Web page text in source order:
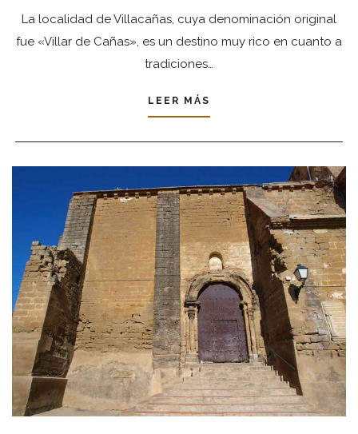
La localidad de Villacañas, cuya denominación original
fue «Villar de Cañas», es un destino muy rico en cuanto a
tradiciones…
LEER MÁS